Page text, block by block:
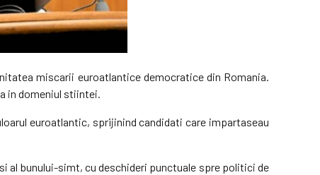
miscarii euroatlantice democratice din Romania.
in domeniul stiintei.
euroatlantic, sprijinind candidati care impartaseau
al bunului-simt, cu deschideri punctuale spre politici de